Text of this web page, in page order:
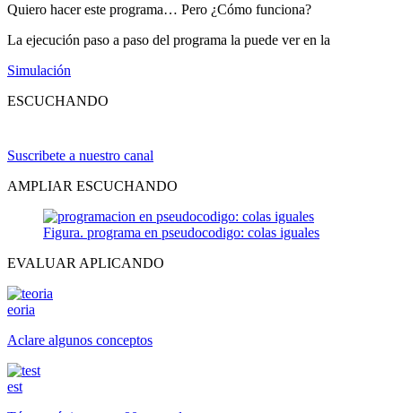
Quiero hacer este programa… Pero ¿Cómo funciona?
La ejecución paso a paso del programa la puede ver en la
Simulación
ESCUCHANDO
Suscribete a nuestro canal
AMPLIAR ESCUCHANDO
Figura. programa en pseudocodigo: colas iguales
EVALUAR APLICANDO
eoria
Aclare algunos conceptos
est